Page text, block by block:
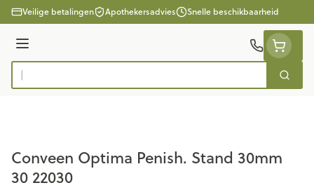
Ga naar de inhoud
Veilige betalingen Apothekersadvies Snelle beschikbaarheid
Menu
Product, merk, categorie... Zoek
Conveen Optima Penish. Stand 30mm
30 22030